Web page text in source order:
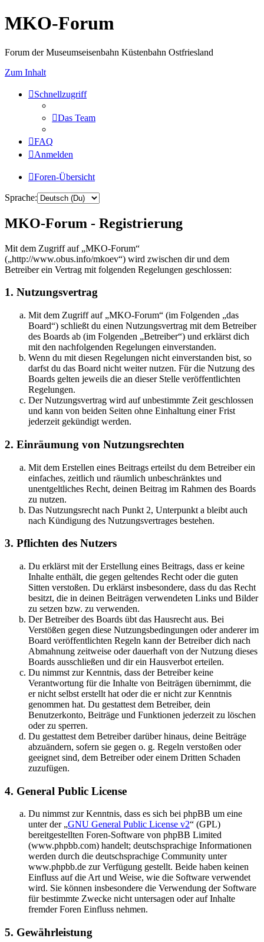
MKO-Forum
Forum der Museumseisenbahn Küstenbahn Ostfriesland
Zum Inhalt
Schnellzugriff
Das Team
FAQ
Anmelden
Foren-Übersicht
Sprache:
MKO-Forum - Registrierung
Mit dem Zugriff auf „MKO-Forum“
(„http://www.obus.info/mkoev“) wird zwischen dir und dem
Betreiber ein Vertrag mit folgenden Regelungen geschlossen:
1. Nutzungsvertrag
Mit dem Zugriff auf „MKO-Forum“ (im Folgenden „das
Board“) schließt du einen Nutzungsvertrag mit dem Betreiber
des Boards ab (im Folgenden „Betreiber“) und erklärst dich
mit den nachfolgenden Regelungen einverstanden.
Wenn du mit diesen Regelungen nicht einverstanden bist, so
darfst du das Board nicht weiter nutzen. Für die Nutzung des
Boards gelten jeweils die an dieser Stelle veröffentlichten
Regelungen.
Der Nutzungsvertrag wird auf unbestimmte Zeit geschlossen
und kann von beiden Seiten ohne Einhaltung einer Frist
jederzeit gekündigt werden.
2. Einräumung von Nutzungsrechten
Mit dem Erstellen eines Beitrags erteilst du dem Betreiber ein
einfaches, zeitlich und räumlich unbeschränktes und
unentgeltliches Recht, deinen Beitrag im Rahmen des Boards
zu nutzen.
Das Nutzungsrecht nach Punkt 2, Unterpunkt a bleibt auch
nach Kündigung des Nutzungsvertrages bestehen.
3. Pflichten des Nutzers
Du erklärst mit der Erstellung eines Beitrags, dass er keine
Inhalte enthält, die gegen geltendes Recht oder die guten
Sitten verstoßen. Du erklärst insbesondere, dass du das Recht
besitzt, die in deinen Beiträgen verwendeten Links und Bilder
zu setzen bzw. zu verwenden.
Der Betreiber des Boards übt das Hausrecht aus. Bei
Verstößen gegen diese Nutzungsbedingungen oder anderer im
Board veröffentlichten Regeln kann der Betreiber dich nach
Abmahnung zeitweise oder dauerhaft von der Nutzung dieses
Boards ausschließen und dir ein Hausverbot erteilen.
Du nimmst zur Kenntnis, dass der Betreiber keine
Verantwortung für die Inhalte von Beiträgen übernimmt, die
er nicht selbst erstellt hat oder die er nicht zur Kenntnis
genommen hat. Du gestattest dem Betreiber, dein
Benutzerkonto, Beiträge und Funktionen jederzeit zu löschen
oder zu sperren.
Du gestattest dem Betreiber darüber hinaus, deine Beiträge
abzuändern, sofern sie gegen o. g. Regeln verstoßen oder
geeignet sind, dem Betreiber oder einem Dritten Schaden
zuzufügen.
4. General Public License
Du nimmst zur Kenntnis, dass es sich bei phpBB um eine
unter der „GNU General Public License v2“ (GPL)
bereitgestellten Foren-Software von phpBB Limited
(www.phpbb.com) handelt; deutschsprachige Informationen
werden durch die deutschsprachige Community unter
www.phpbb.de zur Verfügung gestellt. Beide haben keinen
Einfluss auf die Art und Weise, wie die Software verwendet
wird. Sie können insbesondere die Verwendung der Software
für bestimmte Zwecke nicht untersagen oder auf Inhalte
fremder Foren Einfluss nehmen.
5. Gewährleistung